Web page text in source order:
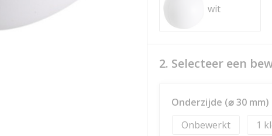
wit
2. Selecteer een
Onderzijde (⌀ 30 mm)
Onbewerkt
1